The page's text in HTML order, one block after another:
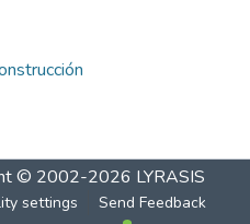
© 2002-2026 LYRASIS
settings Send Feedback